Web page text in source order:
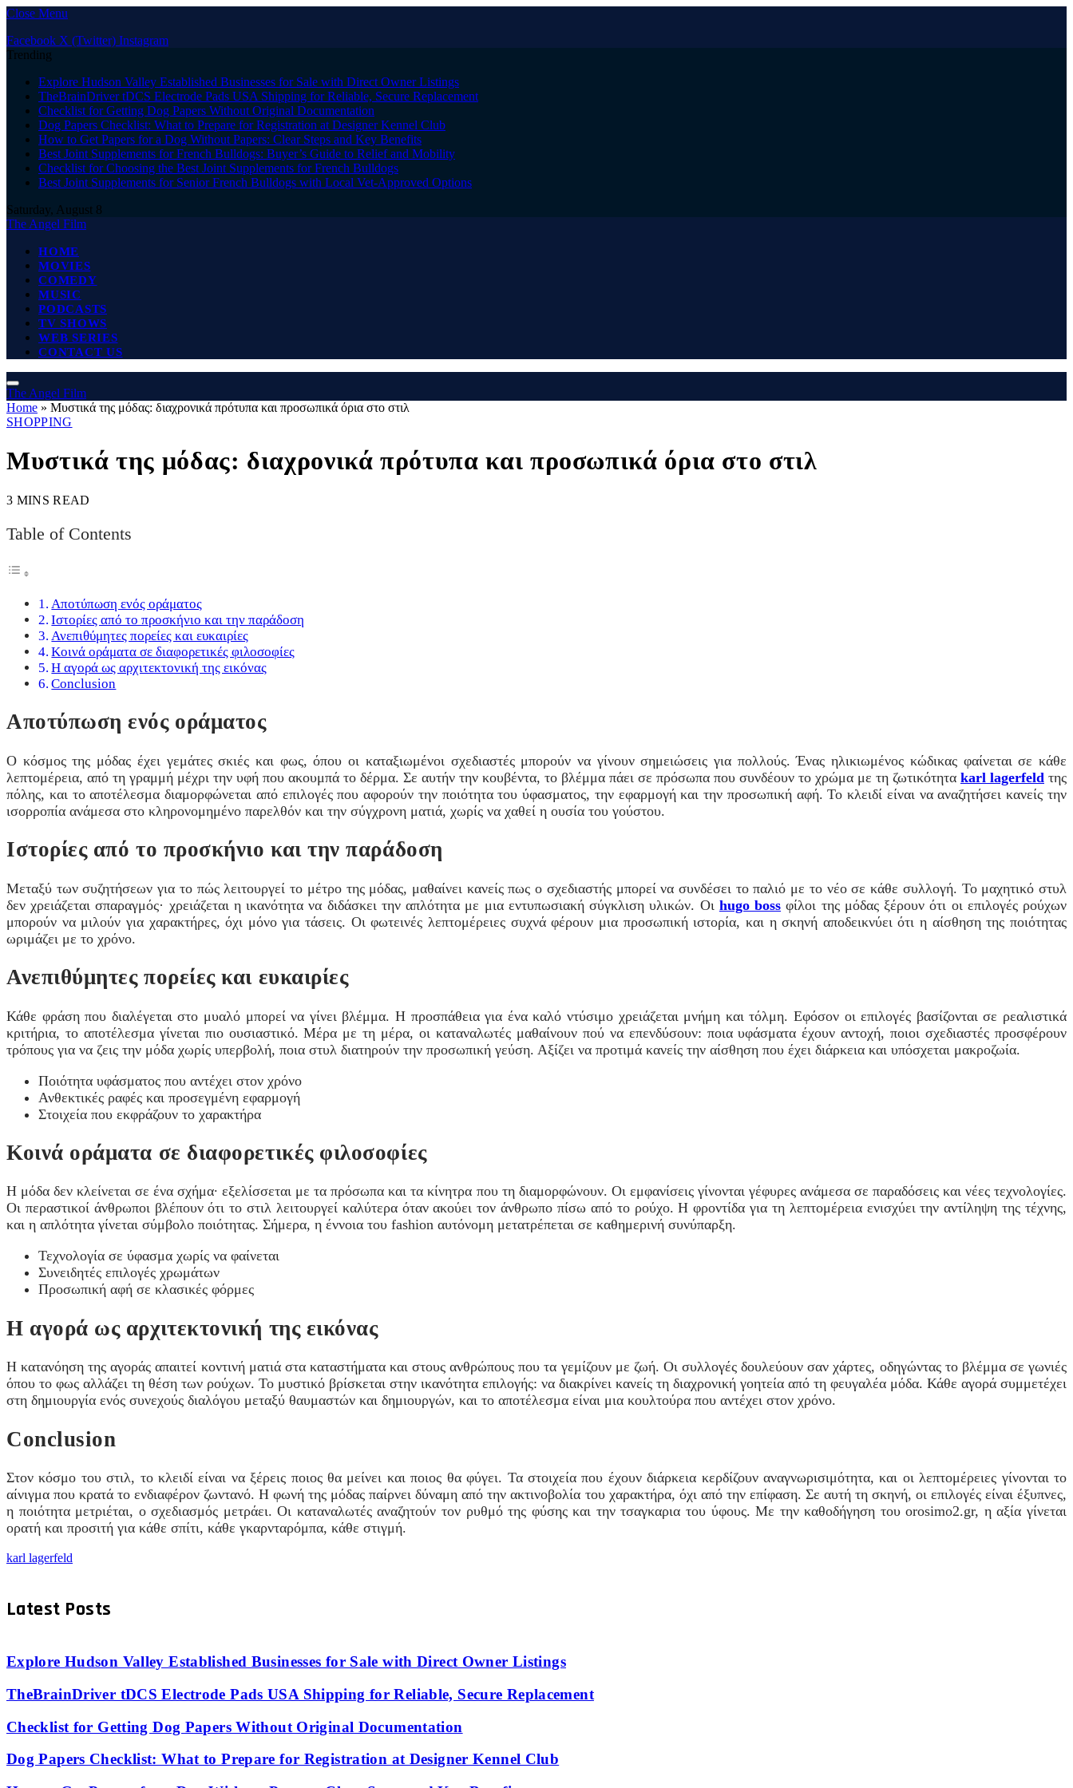
Close Menu
Facebook X (Twitter) Instagram
Trending
Explore Hudson Valley Established Businesses for Sale with Direct Owner Listings
TheBrainDriver tDCS Electrode Pads USA Shipping for Reliable, Secure Replacement
Checklist for Getting Dog Papers Without Original Documentation
Dog Papers Checklist: What to Prepare for Registration at Designer Kennel Club
How to Get Papers for a Dog Without Papers: Clear Steps and Key Benefits
Best Joint Supplements for French Bulldogs: Buyer’s Guide to Relief and Mobility
Checklist for Choosing the Best Joint Supplements for French Bulldogs
Best Joint Supplements for Senior French Bulldogs with Local Vet-Approved Options
Saturday, August 8
The Angel Film
HOME
MOVIES
COMEDY
MUSIC
PODCASTS
TV SHOWS
WEB SERIES
CONTACT US
The Angel Film
Home » Μυστικά της μόδας: διαχρονικά πρότυπα και προσωπικά όρια στο στιλ
SHOPPING
Μυστικά της μόδας: διαχρονικά πρότυπα και προσωπικά όρια στο στιλ
3 MINS READ
Table of Contents
Αποτύπωση ενός οράματος
Ιστορίες από το προσκήνιο και την παράδοση
Ανεπιθύμητες πορείες και ευκαιρίες
Κοινά οράματα σε διαφορετικές φιλοσοφίες
Η αγορά ως αρχιτεκτονική της εικόνας
Conclusion
Αποτύπωση ενός οράματος
Ο κόσμος της μόδας έχει γεμάτες σκιές και φως, όπου οι καταξιωμένοι σχεδιαστές μπορούν να γίνουν σημειώσεις για πολλούς. Ένας ηλικιωμένος κώδικας φαίνεται σε κάθε
λεπτομέρεια, από τη γραμμή μέχρι την υφή που ακουμπά το δέρμα. Σε αυτήν την κουβέντα, το βλέμμα πάει σε πρόσωπα που συνδέουν το χρώμα με τη ζωτικότητα karl lagerfeld της
πόλης, και το αποτέλεσμα διαμορφώνεται από επιλογές που αφορούν την ποιότητα του ύφασματος, την εφαρμογή και την προσωπική αφή. Το κλειδί είναι να αναζητήσει κανείς την
ισορροπία ανάμεσα στο κληρονομημένο παρελθόν και την σύγχρονη ματιά, χωρίς να χαθεί η ουσία του γούστου.
Ιστορίες από το προσκήνιο και την παράδοση
Μεταξύ των συζητήσεων για το πώς λειτουργεί το μέτρο της μόδας, μαθαίνει κανείς πως ο σχεδιαστής μπορεί να συνδέσει το παλιό με το νέο σε κάθε συλλογή. Το μαχητικό στυλ
δεν χρειάζεται σπαραγμός· χρειάζεται η ικανότητα να διδάσκει την απλότητα με μια εντυπωσιακή σύγκλιση υλικών. Οι hugo boss φίλοι της μόδας ξέρουν ότι οι επιλογές ρούχων
μπορούν να μιλούν για χαρακτήρες, όχι μόνο για τάσεις. Οι φωτεινές λεπτομέρειες συχνά φέρουν μια προσωπική ιστορία, και η σκηνή αποδεικνύει ότι η αίσθηση της ποιότητας
ωριμάζει με το χρόνο.
Ανεπιθύμητες πορείες και ευκαιρίες
Κάθε φράση που διαλέγεται στο μυαλό μπορεί να γίνει βλέμμα. Η προσπάθεια για ένα καλό ντύσιμο χρειάζεται μνήμη και τόλμη. Εφόσον οι επιλογές βασίζονται σε ρεαλιστικά
κριτήρια, το αποτέλεσμα γίνεται πιο ουσιαστικό. Μέρα με τη μέρα, οι καταναλωτές μαθαίνουν πού να επενδύσουν: ποια υφάσματα έχουν αντοχή, ποιοι σχεδιαστές προσφέρουν
τρόπους για να ζεις την μόδα χωρίς υπερβολή, ποια στυλ διατηρούν την προσωπική γεύση. Αξίζει να προτιμά κανείς την αίσθηση που έχει διάρκεια και υπόσχεται μακροζωία.
Ποιότητα υφάσματος που αντέχει στον χρόνο
Ανθεκτικές ραφές και προσεγμένη εφαρμογή
Στοιχεία που εκφράζουν το χαρακτήρα
Κοινά οράματα σε διαφορετικές φιλοσοφίες
Η μόδα δεν κλείνεται σε ένα σχήμα· εξελίσσεται με τα πρόσωπα και τα κίνητρα που τη διαμορφώνουν. Οι εμφανίσεις γίνονται γέφυρες ανάμεσα σε παραδόσεις και νέες τεχνολογίες.
Οι περαστικοί άνθρωποι βλέπουν ότι το στιλ λειτουργεί καλύτερα όταν ακούει τον άνθρωπο πίσω από το ρούχο. Η φροντίδα για τη λεπτομέρεια ενισχύει την αντίληψη της τέχνης,
και η απλότητα γίνεται σύμβολο ποιότητας. Σήμερα, η έννοια του fashion αυτόνομη μετατρέπεται σε καθημερινή συνύπαρξη.
Τεχνολογία σε ύφασμα χωρίς να φαίνεται
Συνειδητές επιλογές χρωμάτων
Προσωπική αφή σε κλασικές φόρμες
Η αγορά ως αρχιτεκτονική της εικόνας
Η κατανόηση της αγοράς απαιτεί κοντινή ματιά στα καταστήματα και στους ανθρώπους που τα γεμίζουν με ζωή. Οι συλλογές δουλεύουν σαν χάρτες, οδηγώντας το βλέμμα σε γωνιές
όπου το φως αλλάζει τη θέση των ρούχων. Το μυστικό βρίσκεται στην ικανότητα επιλογής: να διακρίνει κανείς τη διαχρονική γοητεία από τη φευγαλέα μόδα. Κάθε αγορά συμμετέχει
στη δημιουργία ενός συνεχούς διαλόγου μεταξύ θαυμαστών και δημιουργών, και το αποτέλεσμα είναι μια κουλτούρα που αντέχει στον χρόνο.
Conclusion
Στον κόσμο του στιλ, το κλειδί είναι να ξέρεις ποιος θα μείνει και ποιος θα φύγει. Τα στοιχεία που έχουν διάρκεια κερδίζουν αναγνωρισιμότητα, και οι λεπτομέρειες γίνονται το
αίνιγμα που κρατά το ενδιαφέρον ζωντανό. Η φωνή της μόδας παίρνει δύναμη από την ακτινοβολία του χαρακτήρα, όχι από την επίφαση. Σε αυτή τη σκηνή, οι επιλογές είναι έξυπνες,
η ποιότητα μετριέται, ο σχεδιασμός μετράει. Οι καταναλωτές αναζητούν τον ρυθμό της φύσης και την τσαγκαρια του ύφους. Με την καθοδήγηση του orosimo2.gr, η αξία γίνεται
ορατή και προσιτή για κάθε σπίτι, κάθε γκαρνταρόμπα, κάθε στιγμή.
karl lagerfeld
Latest Posts
Explore Hudson Valley Established Businesses for Sale with Direct Owner Listings
TheBrainDriver tDCS Electrode Pads USA Shipping for Reliable, Secure Replacement
Checklist for Getting Dog Papers Without Original Documentation
Dog Papers Checklist: What to Prepare for Registration at Designer Kennel Club